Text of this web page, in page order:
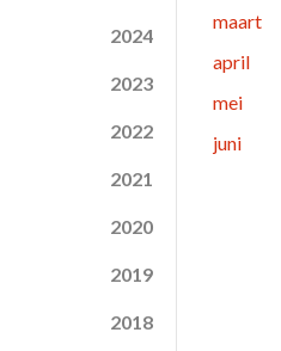
2024
2023
2022
2021
2020
2019
2018
maart
april
mei
juni